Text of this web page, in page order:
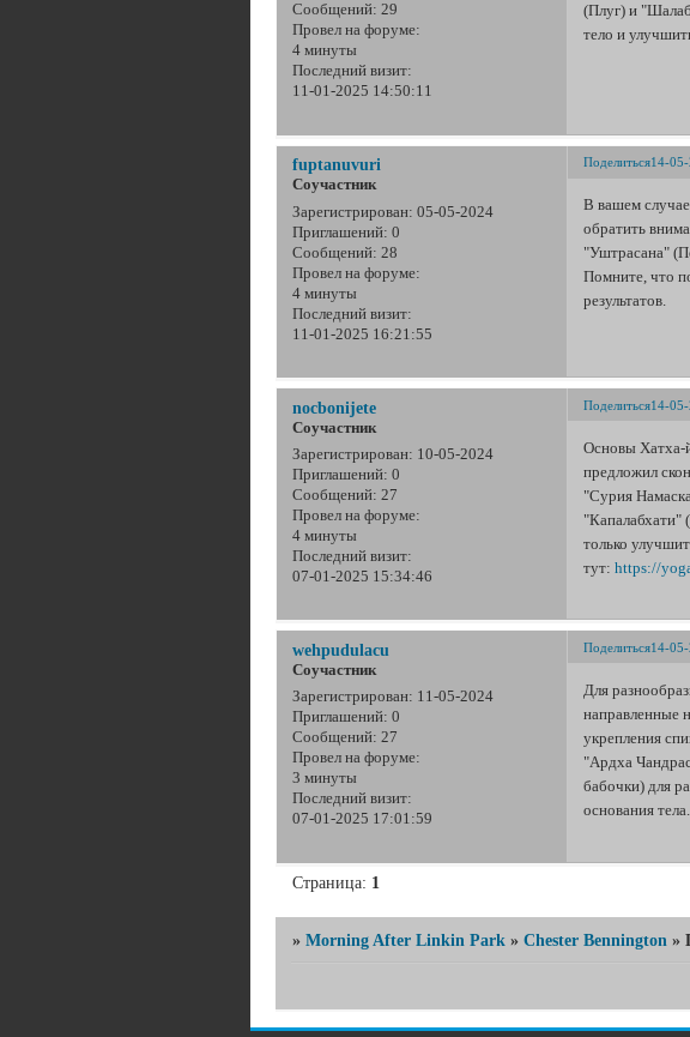
Сообщений: 29
Провел на форуме:
4 минуты
Последний визит:
11-01-2025 14:50:11
(Плуг) и
тело и
Поделиться14-
fuptanuvuri
Соучастник
Зарегистрирован: 05-05-2024
Приглашений: 0
Сообщений: 28
Провел на форуме:
4 минуты
Последний визит:
11-01-2025 16:21:55
В вашем
обратить
"Уштрасана"
Помните, что
результатов.
Поделиться14-
nocbonijete
Соучастник
Зарегистрирован: 10-05-2024
Приглашений: 0
Сообщений: 27
Провел на форуме:
4 минуты
Последний визит:
07-01-2025 15:34:46
Основы Хатха-
предложил
"Сурия
"Капалабхати"
только
тут:https://
Поделиться14-
wehpudulacu
Соучастник
Зарегистрирован: 11-05-2024
Приглашений: 0
Сообщений: 27
Провел на форуме:
3 минуты
Последний визит:
07-01-2025 17:01:59
Для
направленные
укрепления
"Ардха
бабочки) для
основания
Страница: 1
»Morning After Linkin Park »Chester Bennington »